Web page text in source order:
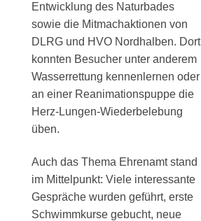
Entwicklung des Naturbades
sowie die Mitmachaktionen von
DLRG und HVO Nordhalben. Dort
konnten Besucher unter anderem
Wasserrettung kennenlernen oder
an einer Reanimationspuppe die
Herz-Lungen-Wiederbelebung
üben.
Auch das Thema Ehrenamt stand
im Mittelpunkt: Viele interessante
Gespräche wurden geführt, erste
Schwimmkurse gebucht, neue